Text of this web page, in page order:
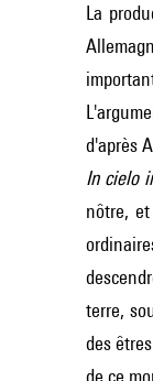
La
d'après
In cielo
nôtre,
terre,
des
de ce